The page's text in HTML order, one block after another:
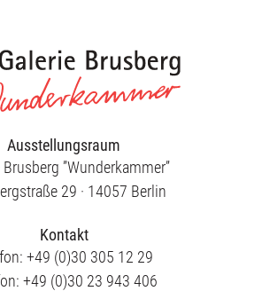
Publikationen
Ausstellungsraum
Brusberg ”Wunderkammer”
29 · 14057 Berlin
Kontakt
+49 (0)30 305 12 29
+49 (0)30 23 943 406